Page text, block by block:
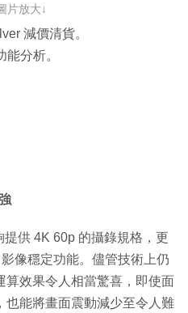
片放大↓
減價清貨。
分析。
供 4K 60p 的攝錄規格，更
像穩定功能。儘管技術上仍
算效果令人相當驚喜，即使面
也能將畫面震動減少至令人難